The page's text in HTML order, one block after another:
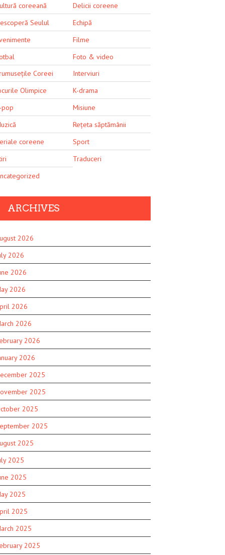
coreeană
Delicii coreene
Seulul
Echipă
Filme
Foto & video
Coreei
Interviuri
Olimpice
K-drama
pop
Misiune
Rețeta săptămânii
coreene
Sport
Traduceri
ARCHIVES
2026
2026
2026
2026
2026
2026
2026
2026
2025
2025
2025
2025
2025
2025
2025
2025
2025
2025
2025